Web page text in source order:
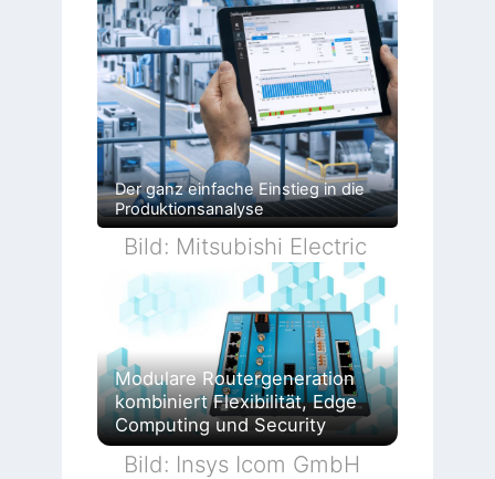
Der ganz einfache Einstieg in die
Produktionsanalyse
Bild: Mitsubishi Electric
Modulare Routergeneration
kombiniert Flexibilität, Edge
Computing und Security
Bild: Insys Icom GmbH